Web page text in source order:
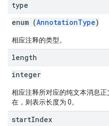
type
enum (AnnotationType)
相应注释的类型。
length
integer
相应注释所对应的纯文本消息
在，则表示长度为 0。
startIndex